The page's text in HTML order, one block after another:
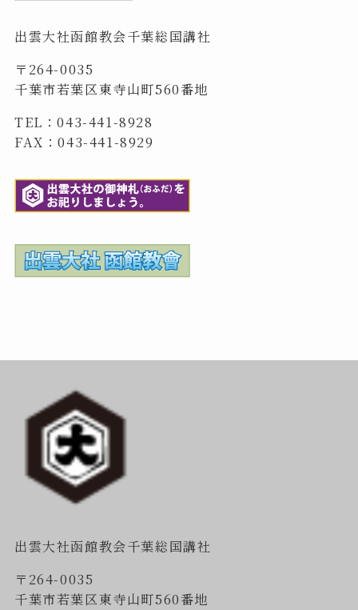
出雲大社函館教会千葉総国講社
〒264-0035
千葉市若葉区東寺山町560番地
TEL：043-441-8928
FAX：043-441-8929
出雲大社函館教会千葉総国講社
〒264-0035
千葉市若葉区東寺山町560番地